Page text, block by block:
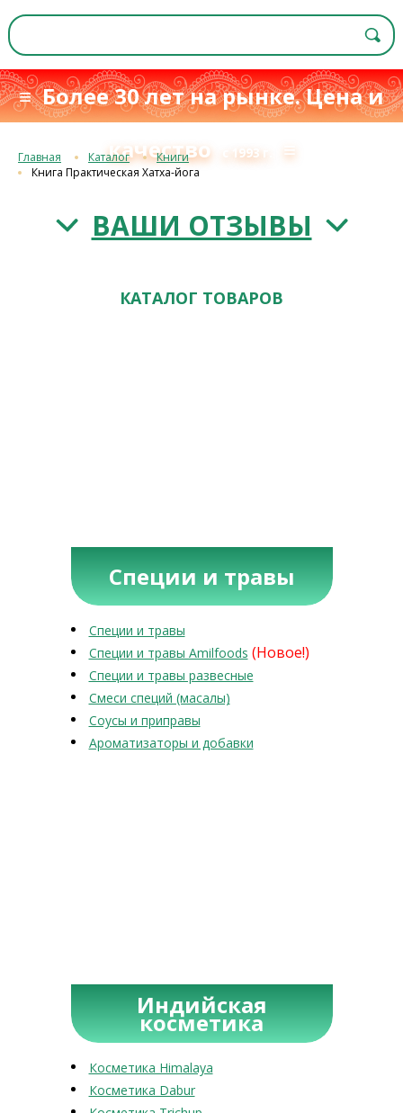
≡ Более 30 лет на рынке. Цена и
качество
с 1993 г. ≡
Главная Каталог
Книги
Книга Практическая Хатха-йога
ВАШИ ОТЗЫВЫ
КАТАЛОГ ТОВАРОВ
Специи и травы
Специи и травы
Специи и травы Amilfoods (Новое!)
Специи и травы развесные
Смеси специй (масалы)
Соусы и приправы
Ароматизаторы и добавки
Индийская
косметика
Косметика Himalaya
Косметика Dabur